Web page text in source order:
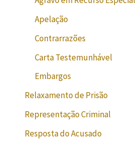
Apelação
Contrarrazões
Carta Testemunhável
Embargos
Relaxamento de Prisão
Representação Criminal
Resposta do Acusado